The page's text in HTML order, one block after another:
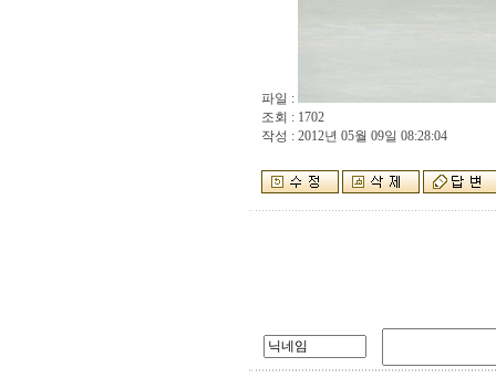
파일 :
조회 : 1702
작성 : 2012년 05월 09일 08:28:04